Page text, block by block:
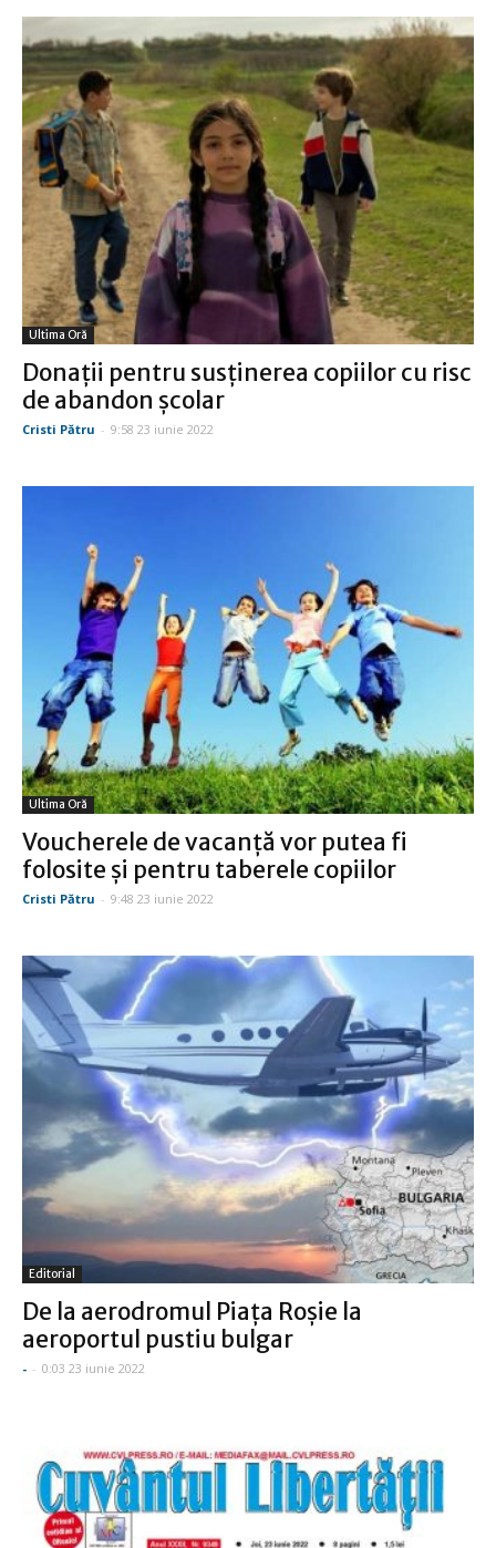
Ultima Oră
Donaţii pentru susţinerea copiilor cu risc
de abandon şcolar
Cristi Pătru - 9:58 23 iunie 2022
Ultima Oră
Voucherele de vacanţă vor putea fi
folosite şi pentru taberele copiilor
Cristi Pătru - 9:48 23 iunie 2022
Editorial
De la aerodromul Piaţa Roşie la
aeroportul pustiu bulgar
- - 0:03 23 iunie 2022